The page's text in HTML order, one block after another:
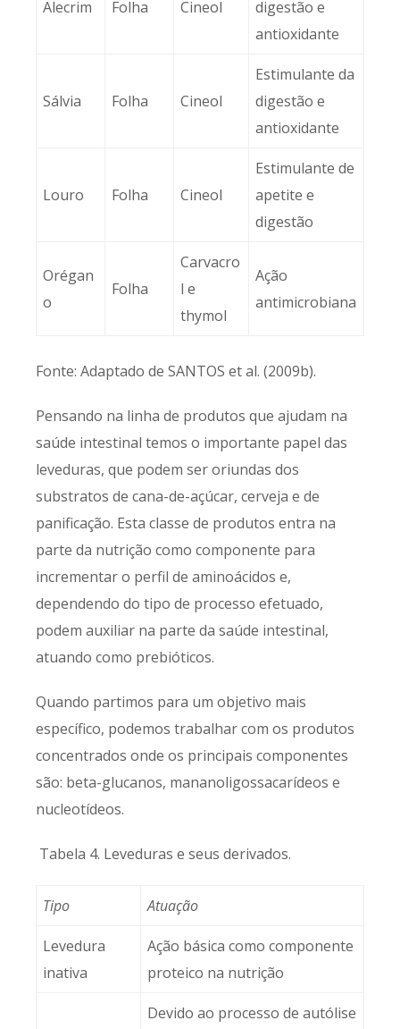
Alecrim Folha Cineol
digestão e
antioxidante
Sálvia Folha Cineol
Estimulante da
digestão e
antioxidante
Louro Folha Cineol
Estimulante de
apetite e
digestão
Orégan
o
Folha
Carvacro
l e
thymol
Ação
antimicrobiana
Fonte: Adaptado de SANTOS et al. (2009b).
Pensando na linha de produtos que ajudam na
saúde intestinal temos o importante papel das
leveduras, que podem ser oriundas dos
substratos de cana-de-açúcar, cerveja e de
panificação. Esta classe de produtos entra na
parte da nutrição como componente para
incrementar o perfil de aminoácidos e,
dependendo do tipo de processo efetuado,
podem auxiliar na parte da saúde intestinal,
atuando como prebióticos.
Quando partimos para um objetivo mais
específico, podemos trabalhar com os produtos
concentrados onde os principais componentes
são: beta-glucanos, mananoligossacarídeos e
nucleotídeos.
Tabela 4. Leveduras e seus derivados.
Tipo Atuação
Levedura
inativa
Ação básica como componente
proteico na nutrição
Devido ao processo de autólise